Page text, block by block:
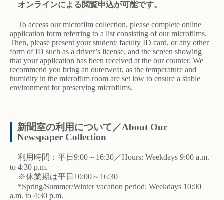
オンラインによる閲覧申込が可能です。
To access our microfilm collection, please complete online
application form referring to a list consisting of our microfilms.
Then, please present your student/ faculty ID card, or any other
form of ID such as a driver’s license, and the screen showing
that your application has been received at the our counter. We
recommend you bring an outerwear, as the temperature and
humidity in the microfilm room are set low to ensure a stable
environment for preserving microfilms.
新聞室の利用について／About Our
Newspaper Collection
利用時間：平日9:00～16:30／Hours: Weekdays 9:00 a.m.
to 4:30 p.m.
※休業期は平日10:00～16:30
*Spring/Summer/Winter vacation period: Weekdays 10:00
a.m. to 4:30 p.m.